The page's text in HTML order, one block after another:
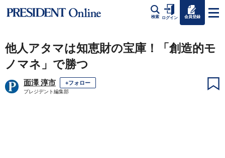
検索 ログイン 会員登録
他人アタマは知恵財の宝庫！「創造的モ
ノマネ」で勝つ
面澤 淳市 +フォロー
プレジデント編集部